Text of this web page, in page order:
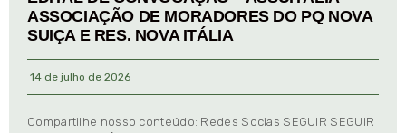
ASSOCIAÇÃO DE MORADORES DO PQ NOVA
SUIÇA E RES. NOVA ITÁLIA
14 de julho de 2026
Compartilhe nosso conteúdo: Redes Socias SEGUIR SEGUIR